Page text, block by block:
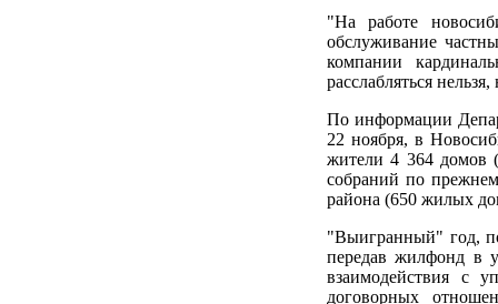
"На работе
обслуживание
компании
расслабляться
По информации
22 ноября, в
жители 4 364 домов
собраний по
района (650 жилых
"Выигранный" год,
передав жилфонд в
взаимодействия с
договорных